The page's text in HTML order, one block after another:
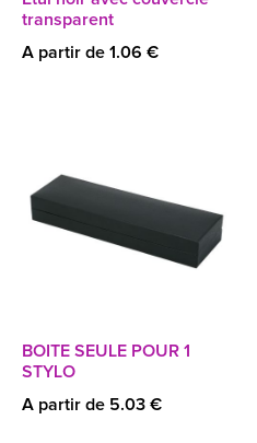
transparent
A partir de 1.06 €
BOITE SEULE POUR 1
STYLO
A partir de 5.03 €